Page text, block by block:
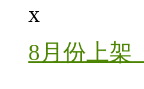
x
8月份上架